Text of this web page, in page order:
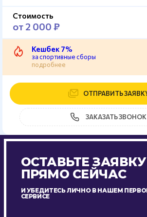
Стоимость
от 2 000 ₽
Кешбек 7%
за спортивные сборы
подробнее
ОТПРАВИТЬ
ЗАКАЗАТЬ ЗВОНОК
ОСТАВЬТЕ ЗАЯВКУ
ПРЯМО СЕЙЧАС
И УБЕДИТЕСЬ ЛИЧНО В НАШЕМ
СЕРВИСЕ